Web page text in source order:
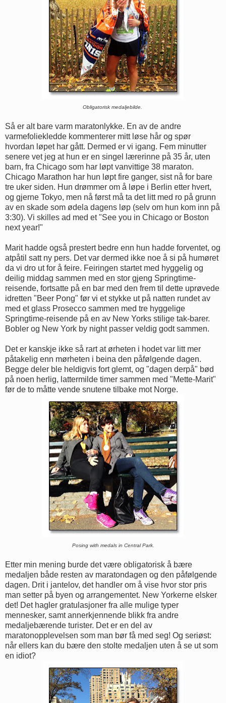
Obligatorisk medaljebilde.
Så er alt bare varm maratonlykke. En av de andre
varmefoliekledde kommenterer mitt løse hår og spør
hvordan løpet har gått. Dermed er vi igang. Fem minutter
senere vet jeg at hun er en singel lærerinne på 35 år, uten
barn, fra Chicago som har løpt vanvittige 38 maraton.
Chicago Marathon har hun løpt fire ganger, sist nå for bare
tre uker siden. Hun drømmer om å løpe i Berlin etter hvert,
og gjerne Tokyo, men nå først må ta det litt med ro på grunn
av en skade som ødela dagens løp (selv om hun kom inn på
3:30). Vi skilles ad med et "See you in Chicago or Boston
next year!"
Marit hadde også prestert bedre enn hun hadde forventet, og
atpåtil satt ny pers. Det var dermed ikke noe å si på humøret
da vi dro ut for å feire. Feiringen startet med hyggelig og
deilig middag sammen med en stor gjeng Springtime-
reisende, fortsatte på en bar med den frem til dette uprøvede
idretten "Beer Pong" før vi et stykke ut på natten rundet av
med et glass Prosecco sammen med tre hyggelige
Springtime-reisende på en av New Yorks stilige tak-barer.
Bobler og New York by night passer veldig godt sammen.
Det er kanskje ikke så rart at ørheten i hodet var litt mer
påtakelig enn mørheten i beina den påfølgende dagen.
Begge deler ble heldigvis fort glemt, og "dagen derpå" bød
på noen herlig, lattermilde timer sammen med "Mette-Marit"
før de to måtte vende snutene tilbake mot Norge.
Posing with medals in Central Park.
Etter min mening burde det være obligatorisk å bære
medaljen både resten av maratondagen og den påfølgende
dagen. Drit i jantelov, det handler om å vise hvor stor pris
man setter på byen og arrangementet. New Yorkerne elsker
det! Det hagler gratulasjoner fra alle mulige typer
mennesker, samt annerkjennende blikk fra andre
medaljebærende turister. Det er en del av
maratonopplevelsen som man bør få med seg! Og seriøst:
når ellers kan du bære den stolte medaljen uten å se ut som
en idiot?